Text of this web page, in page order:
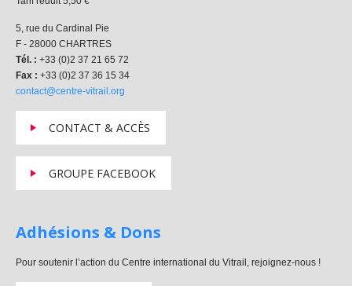
5, rue du Cardinal Pie
F - 28000 CHARTRES
Tél. : +33 (0)2 37 21 65 72
Fax : +33 (0)2 37 36 15 34
contact@centre-vitrail.org
CONTACT & ACCÈS
GROUPE FACEBOOK
Adhésions & Dons
Pour soutenir l’action du Centre international du Vitrail, rejoignez-nous !